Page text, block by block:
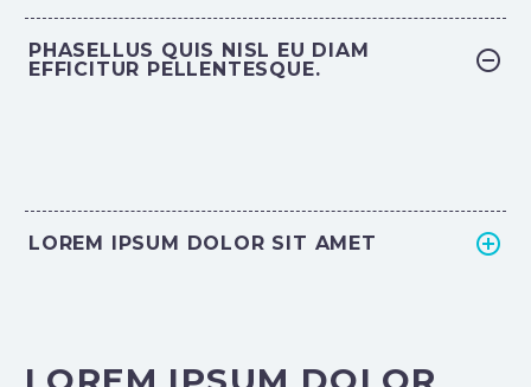
PHASELLUS QUIS NISL EU DIAM
EFFICITUR PELLENTESQUE.
LOREM IPSUM DOLOR SIT AMET